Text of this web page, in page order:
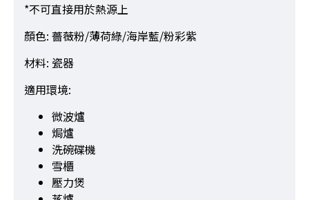
*不可直接用於熱源上
顏色: 薔薇粉/薄荷綠/海岸藍/粉彩紫
材料: 瓷器
適用環境:
微波爐
焗爐
洗碗碟機
雪櫃
壓力煲